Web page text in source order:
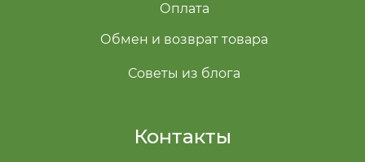
Контакты
Оплата
Обмен и возврат товара
Советы из блога